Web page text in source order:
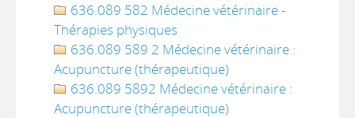
636.089 582 Médecine vétérinaire -
Thérapies physiques
636.089 589 2 Médecine vétérinaire :
Acupuncture (thérapeutique)
636.089 5892 Médecine vétérinaire :
Acupuncture (thérapeutique)